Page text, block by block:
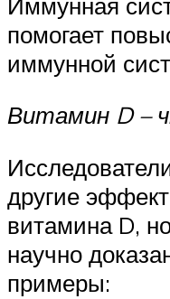
помогает
иммунной
Витамин D –
другие
витамина D,
научно
примеры: